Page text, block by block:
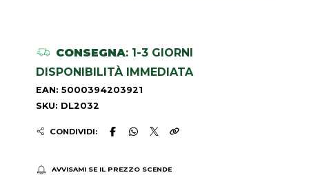
CONSEGNA: 1-3 GIORNI
DISPONIBILITÀ IMMEDIATA
EAN: 5000394203921
SKU: DL2032
CONDIVIDI:
AVVISAMI SE IL PREZZO SCENDE